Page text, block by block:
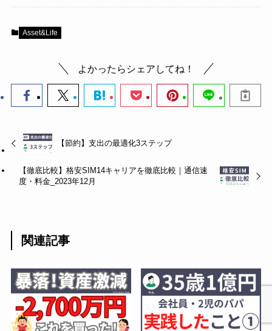
Asset&Life
よかったらシェアしてね！
【節約】支出の最適化3ステップ
【徹底比較】格安SIM14キャリアを徹底比較｜通信速
度・料金_2023年12月
関連記事